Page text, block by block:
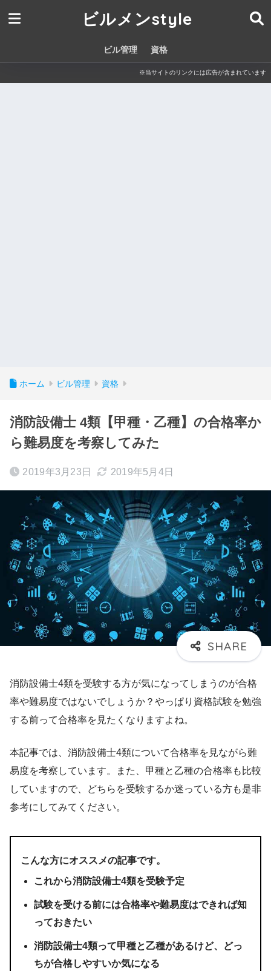
ビルメンstyle
ビル管理 資格
※当サイトのリンクには広告が含まれています
ホーム ビル管理 資格
消防設備士 4類【甲種・乙種】の合格率か
ら難易度を考察してみた
2019年3月23日 2019年5月4日
消防設備士4類を受験する方が気になってしまうのが合格
率や難易度ではないでしょうか？やっぱり資格試験を勉強
する前って合格率を見たくなりますよね。
本記事では、消防設備士4類について合格率を見ながら難
易度を考察しています。また、甲種と乙種の合格率も比較
していますので、どちらを受験するか迷っている方も是非
参考にしてみてください。
こんな方にオススメの記事です。
これから消防設備士4類を受験予定
試験を受ける前には合格率や難易度はできれば知
っておきたい
消防設備士4類って甲種と乙種があるけど、どっ
ちが合格しやすいか気になる